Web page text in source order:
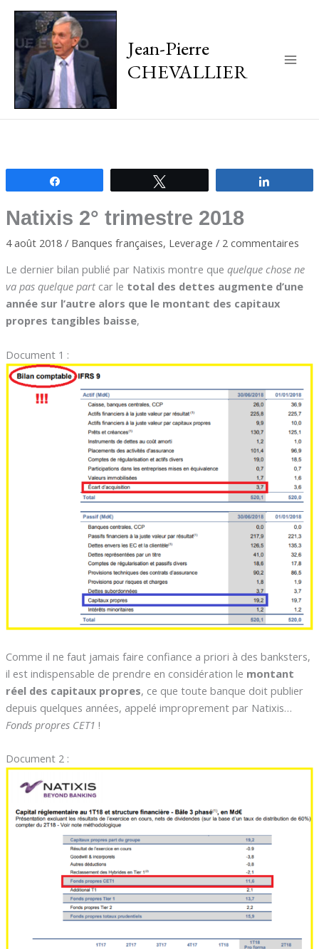
Jean-Pierre
CHEVALLIER
Natixis 2° trimestre 2018
4 août 2018 / Banques françaises, Leverage / 2 commentaires
Le dernier bilan publié par Natixis montre que quelque chose ne
va pas quelque part car le total des dettes augmente d’une
année sur l’autre alors que le montant des capitaux
propres tangibles baisse,
Document 1 :
Comme il ne faut jamais faire confiance a priori à des banksters,
il est indispensable de prendre en considération le montant
réel des capitaux propres, ce que toute banque doit publier
depuis quelques années, appelé improprement par Natixis…
Fonds propres CET1 !
Document 2 :